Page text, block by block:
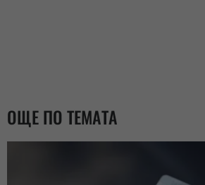
ОЩЕ ПО ТЕМАТА